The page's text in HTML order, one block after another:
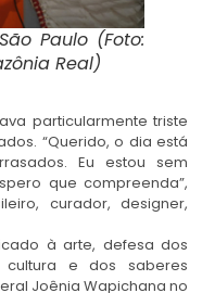
Paulo (Foto:
Real)
particularmente triste
“Querido, o dia está
Eu estou sem
que compreenda”,
curador, designer,
à arte, defesa dos
cultura e dos saberes
Joênia Wapichana no